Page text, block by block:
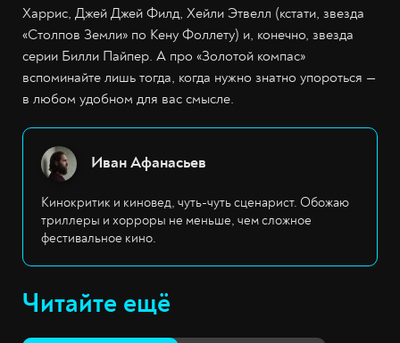
Харрис, Джей Джей Филд, Хейли Этвелл (кстати, звезда
«Столпов Земли» по Кену Фоллету) и, конечно, звезда
серии Билли Пайпер. А про «Золотой компас»
вспоминайте лишь тогда, когда нужно знатно упороться —
в любом удобном для вас смысле.
Иван Афанасьев
Кинокритик и киновед, чуть-чуть сценарист. Обожаю
триллеры и хорроры не меньше, чем сложное
фестивальное кино.
Читайте ещё